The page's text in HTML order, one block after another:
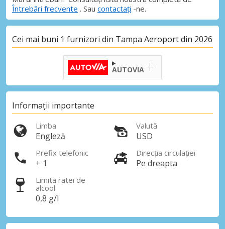
Întrebări frecvente . Sau contactați -ne.
Cei mai buni 1 furnizori din Tampa Aeroport din 2026
AUTOVIA
Informații importante
Limba
Engleză
Valută
USD
Prefix telefonic
+ 1
Direcția circulației
Pe dreapta
Limita ratei de
alcool
0,8 g/l